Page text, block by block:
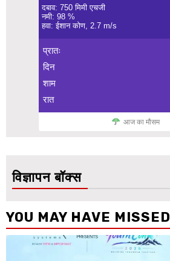
दबाव: 750 मिमी एचजी
नमी: 98 %
हवा: ईशान कोण, 2.7 m/s
प्रातः
दिन
शाम
रात
आज का मौसम
विज्ञापन बॉक्स
YOU MAY HAVE MISSED